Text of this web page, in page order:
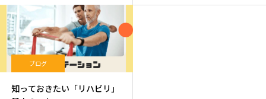
ブログ
知っておきたい「リハビリ」